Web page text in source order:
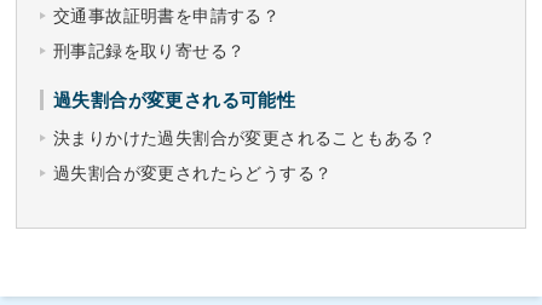
交通事故証明書を申請する？
刑事記録を取り寄せる？
過失割合が変更される可能性
決まりかけた過失割合が変更されることもある？
過失割合が変更されたらどうする？